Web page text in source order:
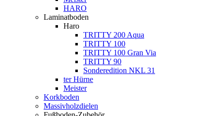
HARO
Laminatboden
Haro
TRITTY 200 Aqua
TRITTY 100
TRITTY 100 Gran Via
TRITTY 90
Sonderedition NKL 31
ter Hürne
Meister
Korkboden
Massivholzdielen